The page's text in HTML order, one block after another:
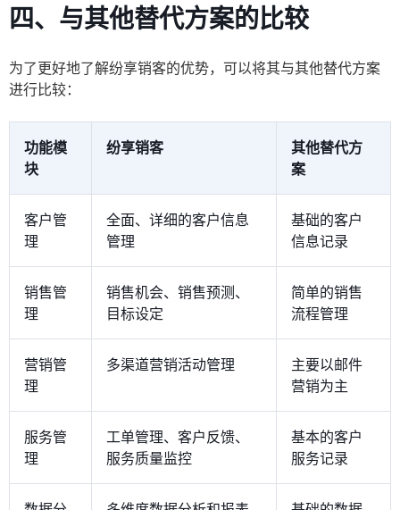
四、与其他替代方案的比较
为了更好地了解纷享销客的优势，可以将其与其他替代方案
进行比较：
功能模
块
纷享销客
其他替代方
案
客户管
理
全面、详细的客户信息
管理
基础的客户
信息记录
销售管
理
销售机会、销售预测、
目标设定
简单的销售
流程管理
营销管
理
多渠道营销活动管理
主要以邮件
营销为主
服务管
理
工单管理、客户反馈、
服务质量监控
基本的客户
服务记录